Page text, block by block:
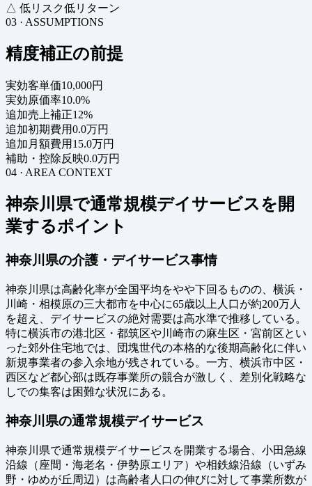
△ 低リスク低リターン
03 · ASSUMPTIONS
精度補正の前提
実効客単価10,000円
実効原価率10.0%
追加売上補正12%
追加初期費用0.0万円
追加月額費用 15.0万円
補助・控除反映0.0万円
04 · AREA CONTEXT
神奈川県で通常規模デイサービスを開
業するポイント
神奈川県の介護・デイサービス事情
神奈川県は高齢化率が全国平均をやや下回るものの、横浜・
川崎・相模原の三大都市を中心に65歳以上人口が約200万人
を超え、デイサービスの絶対需要は高水準で推移している。
特に横浜市の港北区・都筑区や川崎市の麻生区・宮前区とい
った郊外住宅地では、団塊世代の本格的な後期高齢化に伴い
新規事業者の参入余地が残されている。一方、横浜市中区・
西区など都心部は既存事業所の競合が激しく、差別化戦略な
しでの集客は困難な状況にある。
神奈川県の通常規模デイサービス
神奈川県で通常規模デイサービスを開業する場合、小田急線
沿線（座間・海老名・伊勢原エリア）や相鉄線沿線（いずみ
野・ゆめが丘周辺）は高齢者人口の伸びに対して事業所数が